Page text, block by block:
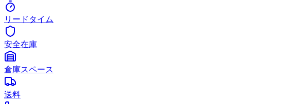
リードタイム
安全在庫
倉庫スペース
送料